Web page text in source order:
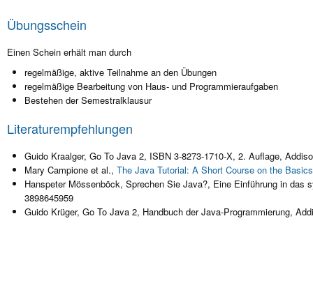
Übungsschein
Einen Schein erhält man durch
regelmäßige, aktive Teilnahme an den Übungen
regelmäßige Bearbeitung von Haus- und Programmieraufgaben
Bestehen der Semestralklausur
Literaturempfehlungen
Guido Kraalger, Go To Java 2, ISBN 3-8273-1710-X, 2. Auflage,
Mary Campione et al., The Java Tutorial: A Short Course on the Basics
Hanspeter Mössenböck, Sprechen Sie Java?, Eine Einführung in
3898645959
Guido Krüger, Go To Java 2, Handbuch der Java-Programmierung,